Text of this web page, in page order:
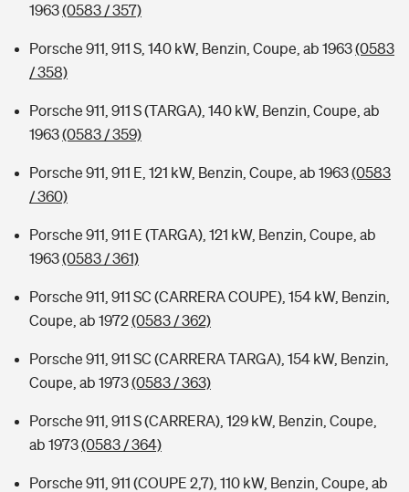
1963(0583 / 357)
Porsche 911, 911 S, 140 kW, Benzin, Coupe, ab 1963(0583
/ 358)
Porsche 911, 911 S (TARGA), 140 kW, Benzin, Coupe, ab
1963(0583 / 359)
Porsche 911, 911 E, 121 kW, Benzin, Coupe, ab 1963(0583
/ 360)
Porsche 911, 911 E (TARGA), 121 kW, Benzin, Coupe, ab
1963(0583 / 361)
Porsche 911, 911 SC (CARRERA COUPE), 154 kW, Benzin,
Coupe, ab 1972(0583 / 362)
Porsche 911, 911 SC (CARRERA TARGA), 154 kW, Benzin,
Coupe, ab 1973(0583 / 363)
Porsche 911, 911 S (CARRERA), 129 kW, Benzin, Coupe,
ab 1973(0583 / 364)
Porsche 911, 911 (COUPE 2,7), 110 kW, Benzin, Coupe, ab